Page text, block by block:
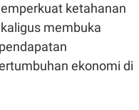
ketahanan
membuka
ekonomi di